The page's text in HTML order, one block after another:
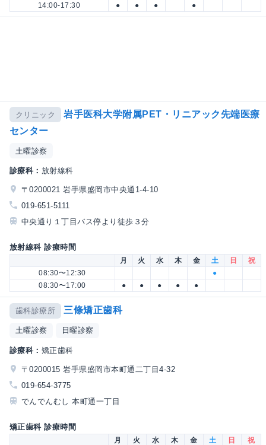
14:00-17:30
● ● ● ●
クリニック
岩手医科大学附属PET・リニアック先端医療
センター
土曜診察
診療科： 放射線科
〒0200021 岩手県盛岡市中央通1-4-10
019-651-5111
中央通り１丁目バス停より徒歩３分
放射線科 診療時間
月 火 水 木 金 土 日
祝
08:30〜12:30
●
08:30〜17:00
● ● ● ● ●
歯科診療所 三條矯正歯科
土曜診察 日曜診察
診療科： 矯正歯科
〒0200015 岩手県盛岡市本町通二丁目4-32
019-654-3775
でんでんむし 本町通一丁目
矯正歯科 診療時間
月 火 水 木 金 土 日 祝